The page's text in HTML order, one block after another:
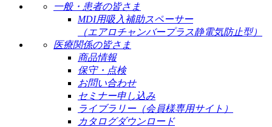
一般・患者の皆さま
MDI用吸入補助スペーサー
（エアロチャンバープラス静電気防止型）
医療関係の皆さま
商品情報
保守・点検
お問い合わせ
セミナー申し込み
ライブラリー（会員様専用サイト）
カタログダウンロード